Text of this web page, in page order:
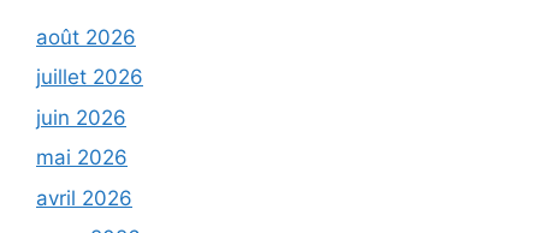
août 2026
juillet 2026
juin 2026
mai 2026
avril 2026